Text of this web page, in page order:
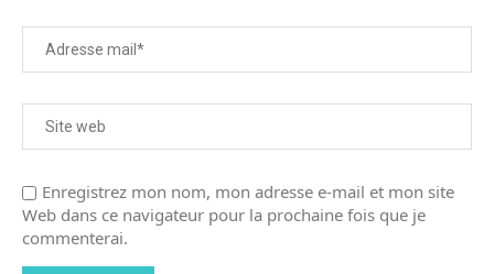
Enregistrez mon nom, mon adresse e-mail et mon site
Web dans ce navigateur pour la prochaine fois que je
commenterai.